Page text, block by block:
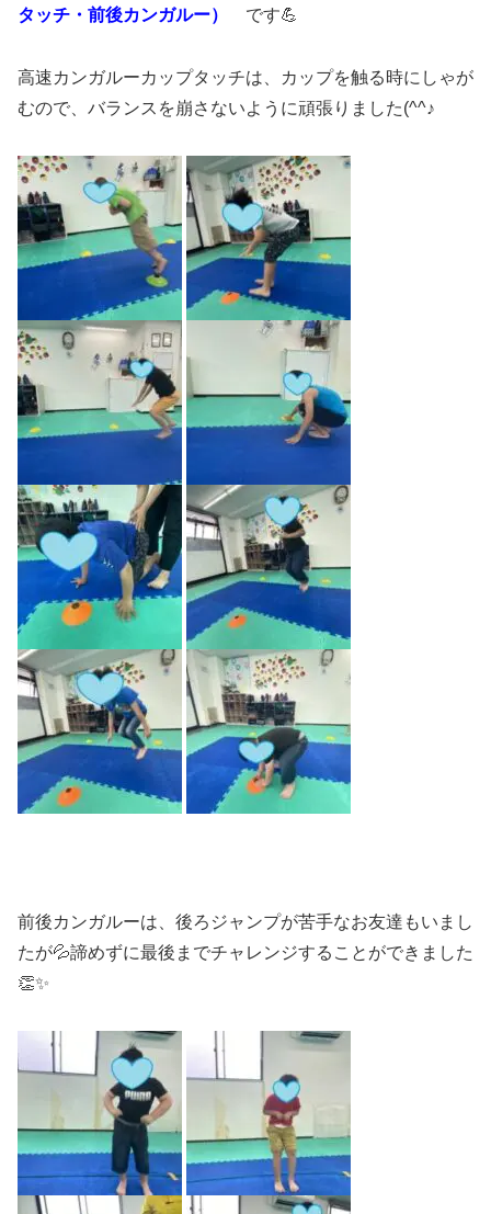
タッチ・前後カンガルー） です💪
高速カンガルーカップタッチは、カップを触る時にしゃが
むので、バランスを崩さないように頑張りました(^^♪
前後カンガルーは、後ろジャンプが苦手なお友達もいまし
たが💦諦めずに最後までチャレンジすることができました
👏✨